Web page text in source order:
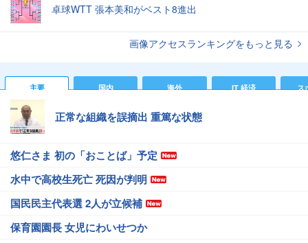
卓球WTT 張本美和がベスト8進出
画像アクセスランキングをもっと見る
主要 国内 海外 IT 経済 ス
正常な組織を誤摘出 重篤な状態
悠仁さま 初の「おことば」予定
水中で高校生死亡 死因が判明
国民民主代表選 2人が立候補
保育園園長 女児にわいせつか